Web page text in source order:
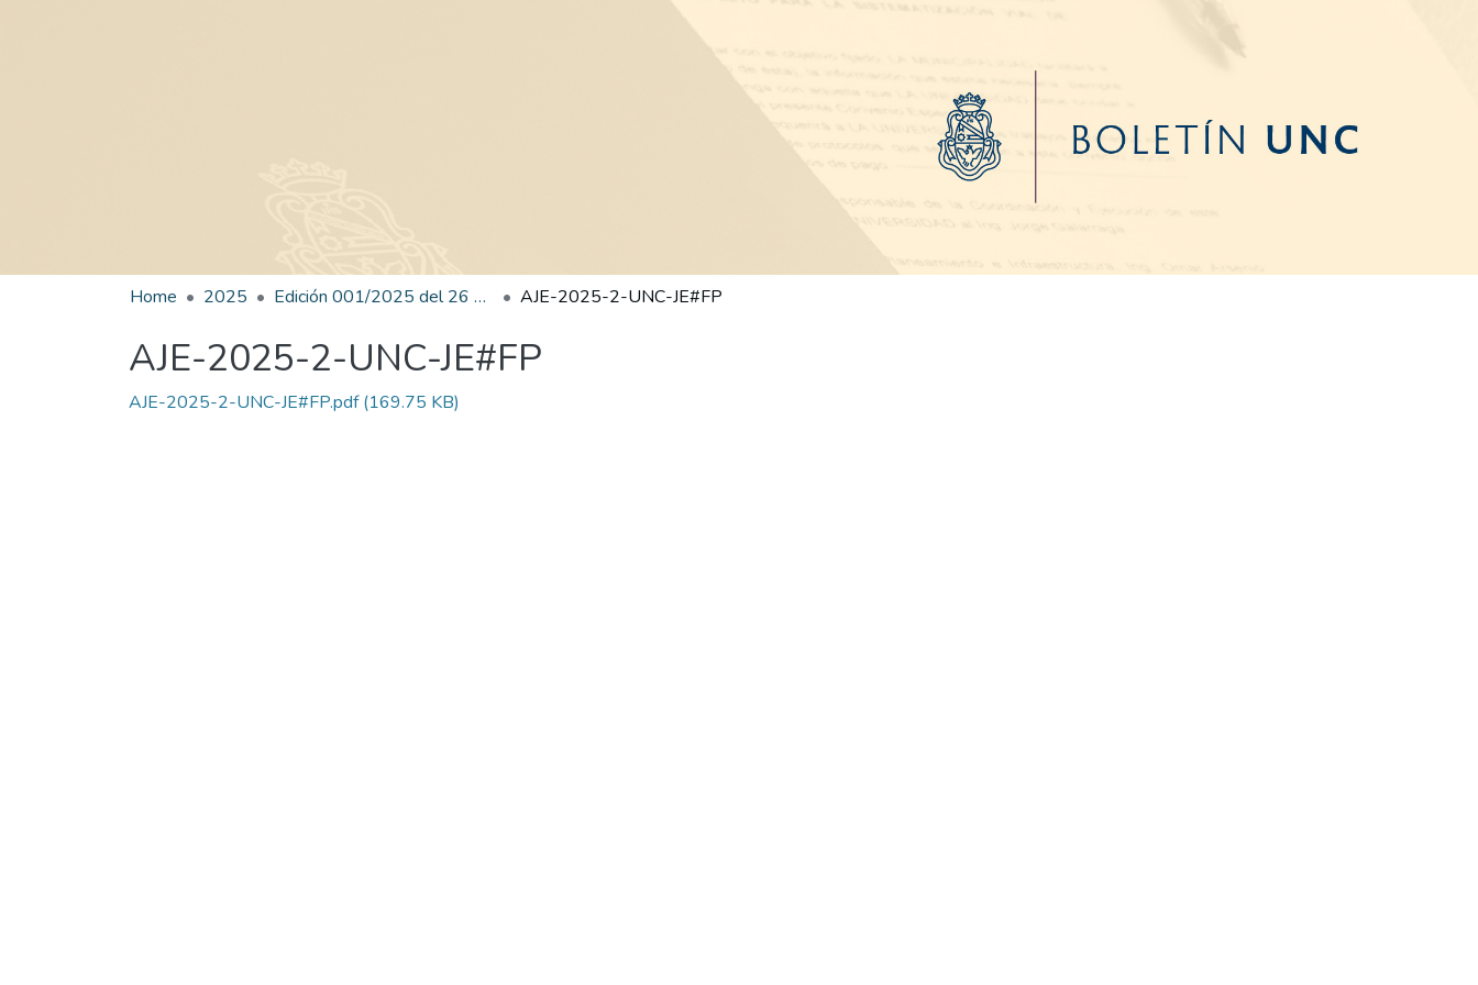
Home 2025 Edición 001/2025 del 26 de mayo de 2025 AJE-2025-2-UNC-JE#FP
AJE-2025-2-UNC-JE#FP
AJE-2025-2-UNC-JE#FP.pdf(169.75 KB)